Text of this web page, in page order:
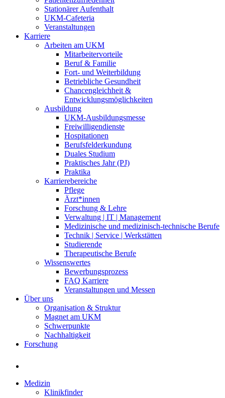
Stationärer Aufenthalt
UKM-Cafeteria
Veranstaltungen
Karriere
Arbeiten am UKM
Mitarbeitervorteile
Beruf & Familie
Fort- und Weiterbildung
Betriebliche Gesundheit
Chancengleichheit &
Entwicklungsmöglichkeiten
Ausbildung
UKM-Ausbildungsmesse
Freiwilligendienste
Hospitationen
Berufsfelderkundung
Duales Studium
Praktisches Jahr (PJ)
Praktika
Karrierebereiche
Pflege
Ärzt*innen
Forschung & Lehre
Verwaltung | IT | Management
Medizinische und medizinisch-technische Berufe
Technik | Service | Werkstätten
Studierende
Therapeutische Berufe
Wissenswertes
Bewerbungsprozess
FAQ Karriere
Veranstaltungen und Messen
Über uns
Organisation & Struktur
Magnet am UKM
Schwerpunkte
Nachhaltigkeit
Forschung
Medizin
Klinikfinder